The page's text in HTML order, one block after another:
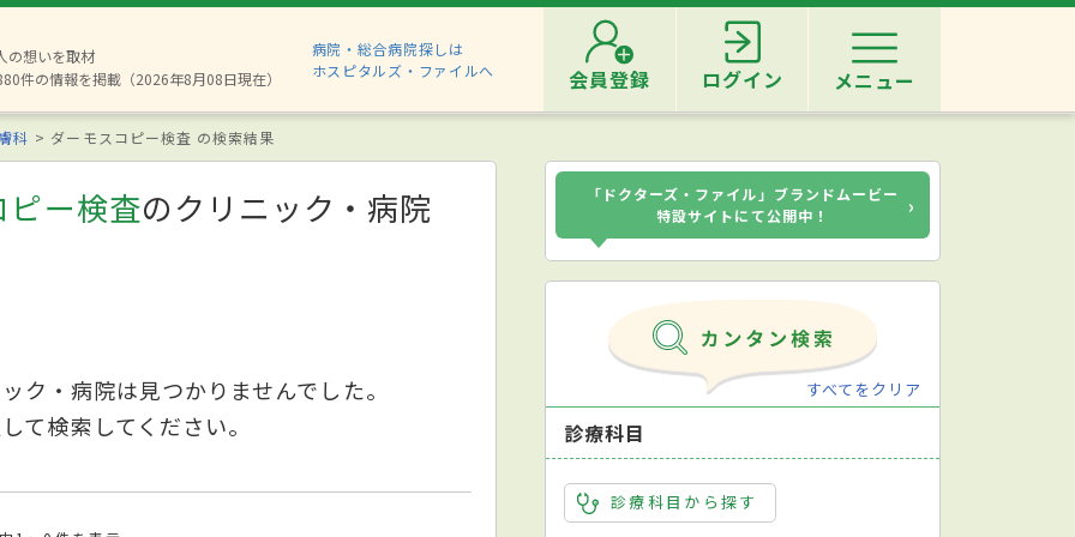
の想いを取材
件の情報を掲載（2026年8月08日現在）
病院・総合病院探しは
ホスピタルズ・ファイルへ
会員登録 ログイン メニュー
科 ダーモスコピー検査 の検索結果
ー検査のクリニック・病院
ク・病院は見つかりませんでした。
て検索してください。
「ドクターズ・ファイル」ブランドムービー
特設サイトにて公開中！
›
すべてをクリア
診療科目
診療科目から探す